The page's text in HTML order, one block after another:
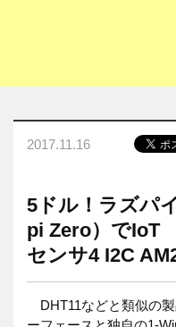
2017.11.16
5ドル！ラズパ
pi Zero）でIoT
センサ4 I2C
DHT11などと類似の